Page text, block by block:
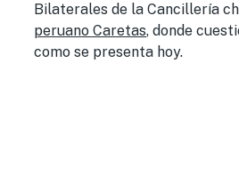
Bilaterales de la Cancillería
peruano Caretas, donde
como se presenta hoy.